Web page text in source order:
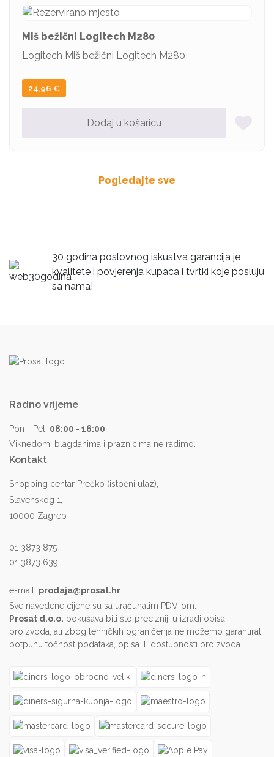
Miš bežični Logitech M280
Logitech Miš bežični Logitech M280
24,96 €
Dodaj u košaricu
Pogledajte sve
30 godina poslovnog iskustva garancija je
kvalitete i povjerenja kupaca i tvrtki koje posluju
sa nama!
Radno vrijeme
Pon - Pet: 08:00 - 16:00
Viknedom, blagdanima i praznicima ne radimo.
Kontakt
Shopping centar Prečko (istočni ulaz),
Slavenskog 1,
10000 Zagreb
01 3873 875
01 3873 639
e-mail: prodaja@prosat.hr
Sve navedene cijene su sa uračunatim PDV-om.
Prosat d.o.o. pokušava biti što precizniji u izradi opisa
proizvoda, ali zbog tehničkih ograničenja ne možemo garantirati
potpunu točnost podataka, opisa ili dostupnosti proizvoda.